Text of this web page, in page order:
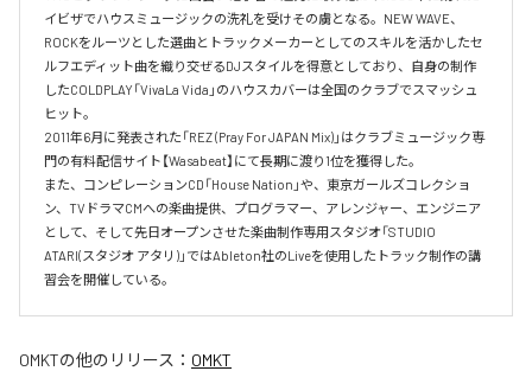
イビザでハウスミュージックの洗礼を受けその虜となる。NEW WAVE、
ROCKをルーツとした選曲とトラックメーカーとしてのスキルを活かしたセ
ルフエディット曲を織り交ぜるDJスタイルを得意としており、自身の制作
したCOLDPLAY「VivaLa Vida」のハウスカバーは全国のクラブでスマッシュ
ヒット。
2011年6月に発表された「REZ (Pray For JAPAN Mix)」はクラブミュージック専
門の有料配信サイト【Wasabeat】にて長期に渡り1位を獲得した。
また、コンピレーションCD「House Nation」や、東京ガールズコレクショ
ン、TVドラマCMへの楽曲提供、プログラマー、アレンジャー、エンジニア
として、そして先日オープンさせた楽曲制作専用スタジオ「STUDIO
ATARI(スタジオ アタリ)」ではAbleton社のLiveを使用したトラック制作の講
習会を開催している。
OMKTの他のリリース： OMKT